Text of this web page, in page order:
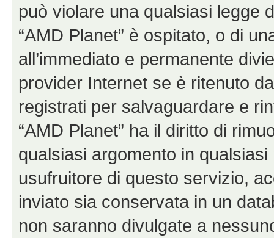
può violare una qualsiasi legge
“AMD Planet” è ospitato, o di
all’immediato e permanente
provider Internet se è ritenuto
registrati per salvaguardare e
“AMD Planet” ha il diritto di
qualsiasi argomento in
usufruitore di questo servizio,
inviato sia conservata in un
non saranno divulgate a